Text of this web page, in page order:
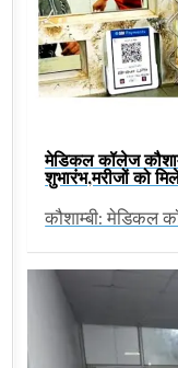
मेडिकल कॉलेज
शुभारंभ,मरीजों को
कौशाम्बी: मेडिकल